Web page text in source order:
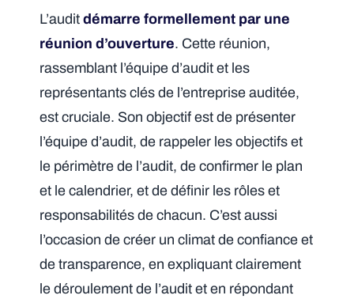
L’auditdémarre formellement par une
réunion d’ouverture. Cette réunion,
rassemblant l’équipe d’audit et les
représentants clés de l’entreprise auditée,
est cruciale. Son objectif est de présenter
l’équipe d’audit, de rappeler les objectifs et
le périmètre de l’audit, de confirmer le plan
et le calendrier, et de définir les rôles et
responsabilités de chacun. C’est aussi
l’occasion de créer un climat de confiance et
de transparence, en expliquant clairement
le déroulement de l’audit et en répondant